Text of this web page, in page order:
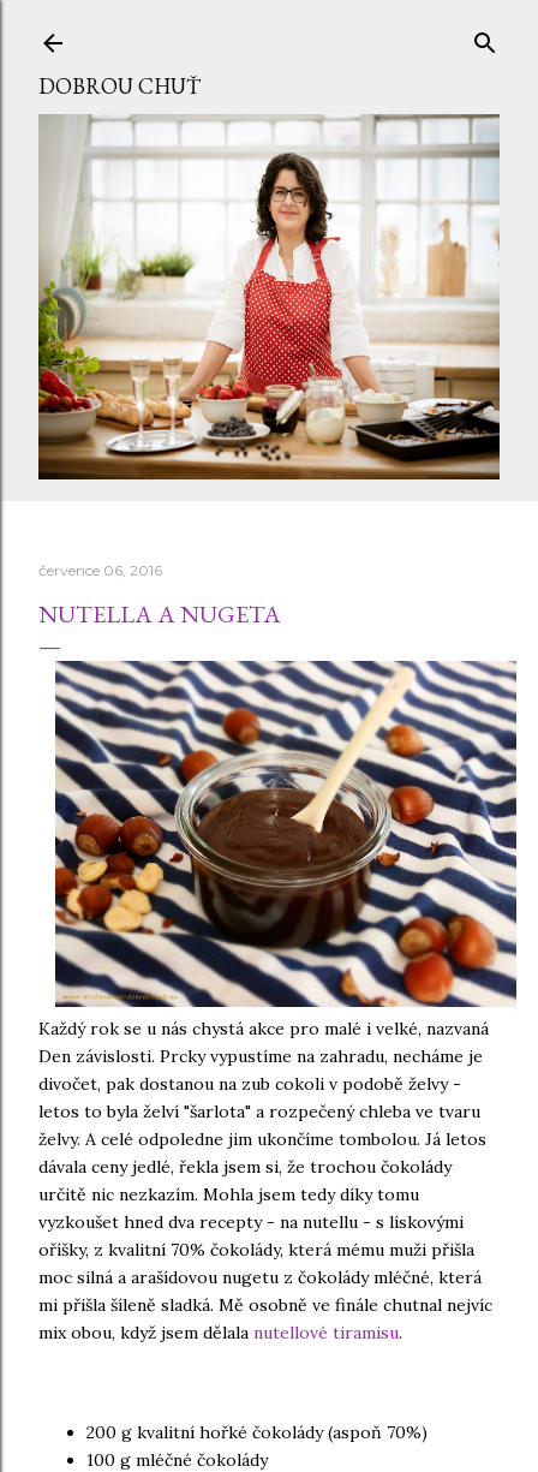
DOBROU CHUŤ
července 06, 2016
NUTELLA A NUGETA
Každý rok se u nás chystá akce pro malé i velké, nazvaná
Den závislosti. Prcky vypustíme na zahradu, necháme je
divočet, pak dostanou na zub cokoli v podobě želvy -
letos to byla želví "šarlota" a rozpečený chleba ve tvaru
želvy. A celé odpoledne jim ukončíme tombolou. Já letos
dávala ceny jedlé, řekla jsem si, že trochou čokolády
určitě nic nezkazím. Mohla jsem tedy díky tomu
vyzkoušet hned dva recepty - na nutellu - s lískovými
oříšky, z kvalitní 70% čokolády, která mému muži přišla
moc silná a arašídovou nugetu z čokolády mléčné, která
mi přišla šíleně sladká. Mě osobně ve finále chutnal nejvíc
mix obou, když jsem dělala nutellové tiramisu.
200 g kvalitní hořké čokolády (aspoň 70%)
100 g mléčné čokolády